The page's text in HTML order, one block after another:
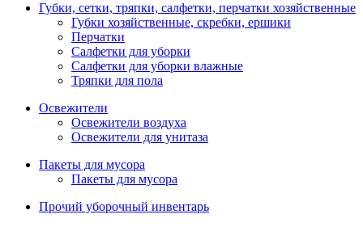
Губки, сетки, тряпки, салфетки, перчатки хозяйственные
Губки хозяйственные, скребки, ершики
Перчатки
Салфетки для уборки
Салфетки для уборки влажные
Тряпки для пола
Освежители
Освежители воздуха
Освежители для унитаза
Пакеты для мусора
Пакеты для мусора
Прочий уборочный инвентарь